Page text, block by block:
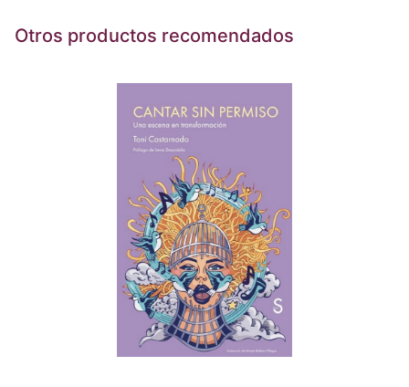
Otros productos recomendados